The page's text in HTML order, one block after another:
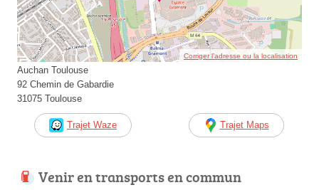
Corriger l’adresse ou la localisation
Auchan Toulouse
92 Chemin de Gabardie
31075 Toulouse
Trajet Waze Trajet Maps
Venir en transports en commun